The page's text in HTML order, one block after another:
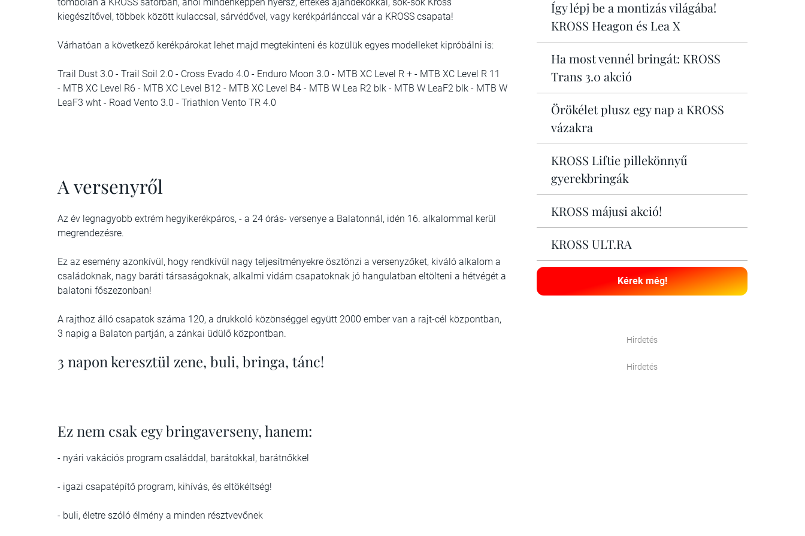
kiegészítővel, többek között kulaccsal, sárvédővel, vagy kerékpárlánccal vár a KROSS csapata!
Várhatóan a következő kerékpárokat lehet majd megtekinteni és közülük egyes modelleket kipróbálni is:
Trail Dust 3.0 - Trail Soil 2.0 - Cross Evado 4.0 - Enduro Moon 3.0 - MTB XC Level R + - MTB XC Level R 11
- MTB XC Level R6 - MTB XC Level B12 - MTB XC Level B4 - MTB W Lea R2 blk - MTB W LeaF2 blk - MTB W
LeaF3 wht - Road Vento 3.0 - Triathlon Vento TR 4.0
A versenyről
Az év legnagyobb extrém hegyikerékpáros, - a 24 órás- versenye a Balatonnál, idén 16. alkalommal kerül
megrendezésre.
Ez az esemény azonkívül, hogy rendkívül nagy teljesítményekre ösztönzi a versenyzőket, kiváló alkalom a
családoknak, nagy baráti társaságoknak, alkalmi vidám csapatoknak jó hangulatban eltölteni a hétvégét a
balatoni főszezonban!
A rajthoz álló csapatok száma 120, a drukkoló közönséggel együtt 2000 ember van a rajt-cél központban,
3 napig a Balaton partján, a zánkai üdülő központban.
3 napon keresztül zene, buli, bringa, tánc!
Ez nem csak egy bringaverseny, hanem:
- nyári vakációs program családdal, barátokkal, barátnőkkel
- igazi csapatépítő program, kihívás, és eltökéltség!
- buli, életre szóló élmény a minden résztvevőnek
Így lépj be a montizás világába!
KROSS Heagon és Lea X
Ha most vennél bringát: KROSS
Trans 3.0 akció
Örökélet plusz egy nap a KROSS
vázakra
KROSS Liftie pillekönnyű
gyerekbringák
KROSS májusi akció!
KROSS ULT.RA
Kérek még!
Hirdetés
Hirdetés